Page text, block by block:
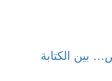
بين الكتابة